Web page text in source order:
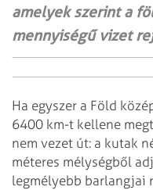
amelyek szerint a
mennyiségű vizet
Ha egyszer a Föld
6400 km-t kellene
nem vezet út: a kutak
méteres mélységből
legmélyebb barlangjai